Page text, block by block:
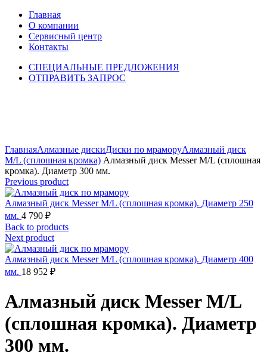
Главная
О компании
Сервисный центр
Контакты
СПЕЦИАЛЬНЫЕ ПРЕДЛОЖЕНИЯ
ОТПРАВИТЬ ЗАПРОС
ГлавнаяАлмазные дискиДиски по мраморуАлмазный диск
M/L (сплошная кромка) Алмазный диск Messer M/L (сплошная
кромка). Диаметр 300 мм.
Previous product
Алмазный диск Messer M/L (сплошная кромка). Диаметр 250
мм. 4 790 ₽
Back to products
Next product
Алмазный диск Messer M/L (сплошная кромка). Диаметр 400
мм. 18 952 ₽
Алмазный диск Messer M/L
(сплошная кромка). Диаметр
300 мм.